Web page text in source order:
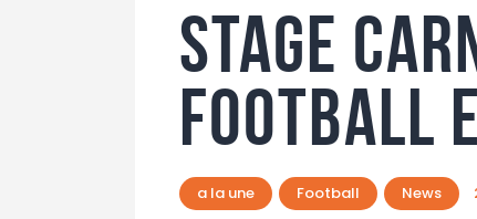
Stage
football
a la une Football News